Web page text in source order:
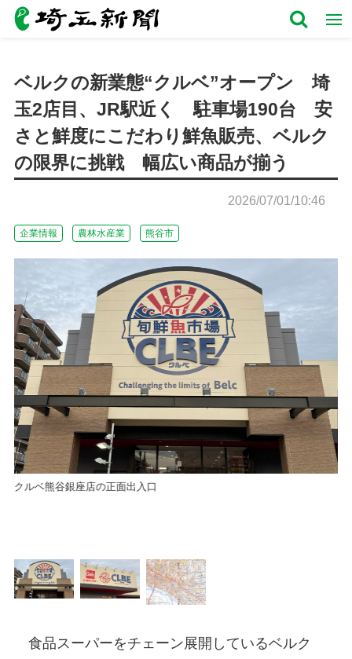
ベルクの新業態“クルベ”オープン 埼
玉2店目、JR駅近く 駐車場190台 安
さと鮮度にこだわり鮮魚販売、ベルク
の限界に挑戦 幅広い商品が揃う
2026/07/01/10:46
企業情報 農林水産業 熊谷市
クルベ熊谷銀座店の正面出入口
食品スーパーをチェーン展開しているベルク